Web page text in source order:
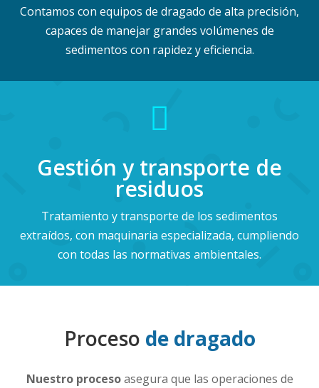
Contamos con equipos de dragado de alta precisión,
capaces de manejar grandes volúmenes de
sedimentos con rapidez y eficiencia.

Gestión y transporte de
residuos
Tratamiento y transporte de los sedimentos
extraídos, con maquinaria especializada, cumpliendo
con todas las normativas ambientales.
Proceso de dragado
Nuestro procesoasegura que las operaciones de